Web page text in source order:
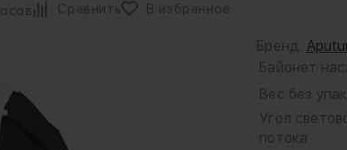
Сравнить В избранное
Бренд:
Байонет
Вес без
Угол
потока